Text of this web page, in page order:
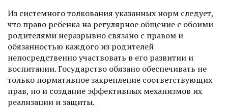
Из системного толкования указанных норм следует,
что право ребенка на регулярное общение с обоими
родителями неразрывно связано с правом и
обязанностью каждого из родителей
непосредственно участвовать в его развитии и
воспитании. Государство обязано обеспечивать не
только нормативное закрепление соответствующих
прав, но и создание эффективных механизмов их
реализации и защиты.